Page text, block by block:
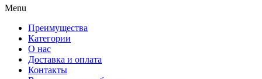
Menu
Преимущества
Категории
О нас
Доставка и оплата
Контакты